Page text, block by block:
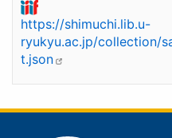
https://shimuchi.lib.u-
ryukyu.ac.jp/collection/
t.json